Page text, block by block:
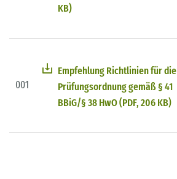
KB)
001
Empfehlung Richtlinien für die
Prüfungsordnung gemäß § 41
BBiG/§ 38 HwO (PDF, 206 KB)